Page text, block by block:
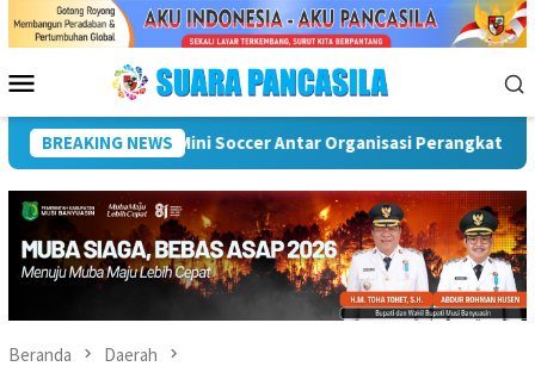
Menu
Mobile
BREAKING NEWS
Rawas Puncak Peringatan IPeKB Ke-19, Plt Bupati
Beranda Daerah